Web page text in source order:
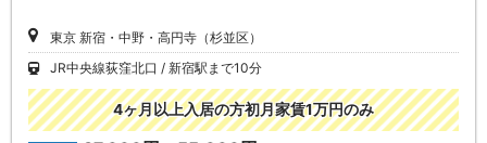
東京 新宿・中野・高円寺（杉並区）
JR中央線荻窪北口
新宿駅まで10分
4ヶ月以上入居の方初月家賃1万円のみ